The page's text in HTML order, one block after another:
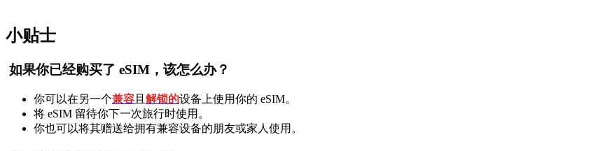
小贴士
如果你已经购买了 eSIM，该怎么办？
你可以在另一个兼容 且 解锁的设备上使用你的 eSIM。
将 eSIM 留待你下一次旅行时使用。
你也可以将其赠送给拥有兼容设备的朋友或家人使用。